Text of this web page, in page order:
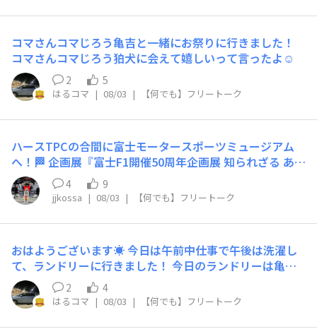
コマさんコマじろう亀吉と一緒にお祭りに行きました！
コマさんコマじろう狛犬に会えて嬉しいって言ったよ☺️
2 5
はるコマ | 08/03 | 【何でも】フリートーク
ハースTPCの合間に富士モータースポーツミュージアム
へ！🏁 企画展『富士F1開催50周年企画展 知られざる あ
の、激闘』を見学してきました。 ​6輪のティレルP34や奇
跡の復活を遂げたKE007、アンドレッティのロータスと接
触のタイヤ痕が残るKE009のノーズ、そしてマキF1ま
で…！🏎️✨ ​F1を観はじめた頃の熱いマシンたちが一堂に
4 9
jjkossa | 08/03 | 【何でも】フリートーク
おはようございます☀️ 今日は午前中仕事で午後は洗濯し
て、ランドリーに行きました！ 今日のランドリーは亀吉
お留守番です！ 家に帰って洗濯物片付けたら亀吉連れて
病院ズラ‼️ 初めて亀吉病院に連れて行ったズラよ！ 亀吉
がカメ🐢って言ってるズラ🥰
2 4
はるコマ | 08/03 | 【何でも】フリートーク